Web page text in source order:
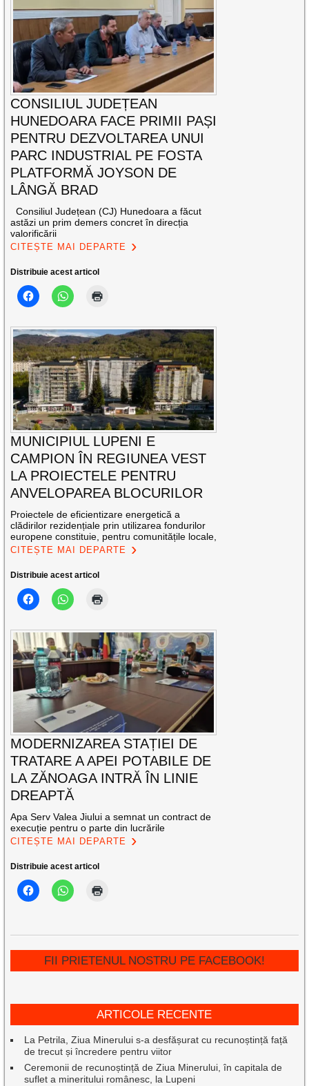
CONSILIUL JUDEȚEAN
HUNEDOARA FACE PRIMII PAȘI
PENTRU DEZVOLTAREA UNUI
PARC INDUSTRIAL PE FOSTA
PLATFORMĂ JOYSON DE
LÂNGĂ BRAD
Consiliul Județean (CJ) Hunedoara a făcut
astăzi un prim demers concret în direcția
valorificării
CITEȘTE MAI DEPARTE
Distribuie acest articol
MUNICIPIUL LUPENI E
CAMPION ÎN REGIUNEA VEST
LA PROIECTELE PENTRU
ANVELOPAREA BLOCURILOR
Proiectele de eficientizare energetică a
clădirilor rezidențiale prin utilizarea fondurilor
europene constituie, pentru comunitățile locale,
CITEȘTE MAI DEPARTE
Distribuie acest articol
MODERNIZAREA STAȚIEI DE
TRATARE A APEI POTABILE DE
LA ZĂNOAGA INTRĂ ÎN LINIE
DREAPTĂ
Apa Serv Valea Jiului a semnat un contract de
execuție pentru o parte din lucrările
CITEȘTE MAI DEPARTE
Distribuie acest articol
FII PRIETENUL NOSTRU PE FACEBOOK!
ARTICOLE RECENTE
La Petrila, Ziua Minerului s-a desfășurat cu recunoștință față
de trecut și încredere pentru viitor
Ceremonii de recunoștință de Ziua Minerului, în capitala de
suflet a mineritului românesc, la Lupeni